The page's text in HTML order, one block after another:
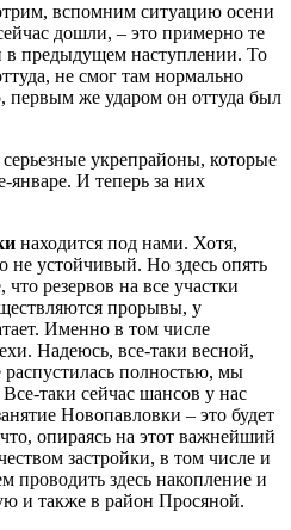
вспомним ситуацию осени
дошли, – это примерно те
в предыдущем наступлении. То
не смог там нормально
первым же ударом он оттуда был
укрепрайоны, которые
январе. И теперь за них
находится под нами. Хотя,
не устойчивый. Но здесь опять
резервов на все участки
прорывы, у
Именно в том числе
Надеюсь, все-таки весной,
распустилась полностью, мы
таки сейчас шансов у нас
Новопавловки – это будет
опираясь на этот важнейший
застройки, в том числе и
проводить здесь накопление и
и также в район Просяной.